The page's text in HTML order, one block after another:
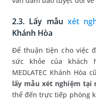
2.3. Lấy mẫuxét
Khánh Hòa
Để thuận tiện cho việc
sức khỏe của khách
MEDLATEC Khánh Hòa
lấy mẫu xét nghiệm tại
thể đến trực tiếp phòng